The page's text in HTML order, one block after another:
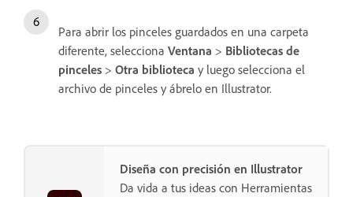
Para abrir los pinceles guardados en una carpeta
diferente, selecciona Ventana > Bibliotecas de
pinceles > Otra biblioteca y luego selecciona el
archivo de pinceles y ábrelo en Illustrator.
Diseña con precisión en Illustrator
Da vida a tus ideas con Herramientas